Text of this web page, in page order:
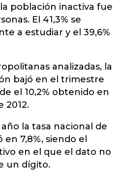
población inactiva fue
El 41,3% se
a estudiar y el 39,6%
analizadas, la
bajó en el trimestre
el 10,2% obtenido en
2012.
la tasa nacional de
7,8%, siendo el
en el que el dato no
un dígito.